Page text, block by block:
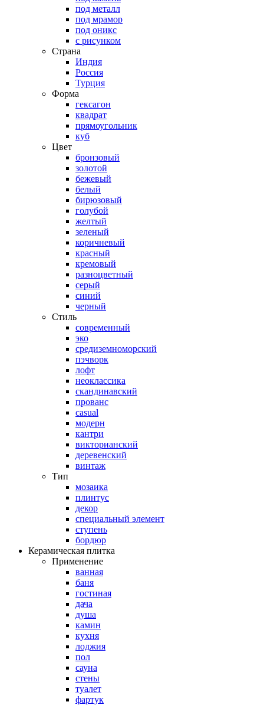
под металл
под мрамор
под оникс
с рисунком
Страна
Индия
Россия
Турция
Форма
гексагон
квадрат
прямоугольник
куб
Цвет
бронзовый
золотой
бежевый
белый
бирюзовый
голубой
желтый
зеленый
коричневый
красный
кремовый
разноцветный
серый
синий
черный
Стиль
современный
эко
средиземноморский
пэчворк
лофт
неоклассика
скандинавский
прованс
casual
модерн
кантри
викторианский
деревенский
винтаж
Тип
мозаика
плинтус
декор
специальный элемент
ступень
бордюр
Керамическая плитка
Применение
ванная
баня
гостиная
дача
душа
камин
кухня
лоджия
пол
сауна
стены
туалет
фартук